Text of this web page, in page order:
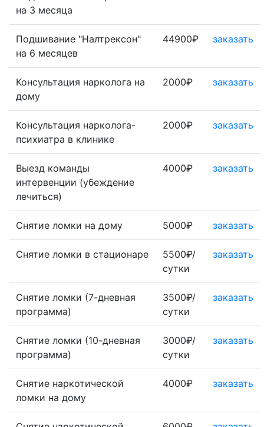
на 3 месяца
Подшивание "Налтрексон"
на 6 месяцев
44900₽ заказать
Консультация нарколога на
дому
2000₽ заказать
Консультация нарколога-
психиатра в клинике
2000₽ заказать
Выезд команды
интервенции (убеждение
лечиться)
4000₽ заказать
Снятие ломки на дому 5000₽ заказать
Снятие ломки в стационаре
5500₽/
сутки
заказать
Снятие ломки (7-дневная
программа)
3500₽/
сутки
заказать
Снятие ломки (10-дневная
программа)
3000₽/
сутки
заказать
Снятие наркотической
ломки на дому
4000₽ заказать